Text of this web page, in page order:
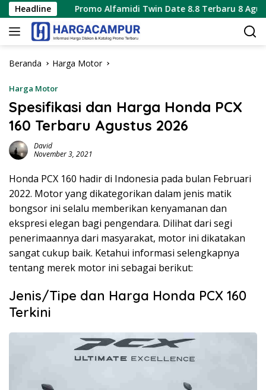
Langsung
ke
konten
Headline
Promo Alfamidi Twin Date 8.8 Terbaru 8 Agustus 2026
Beranda Harga Motor
Harga Motor
Spesifikasi dan Harga Honda PCX
160 Terbaru Agustus 2026
David
November 3, 2021
Honda PCX 160 hadir di Indonesia pada bulan Februari
2022. Motor yang dikategorikan dalam jenis matik
bongsor ini selalu memberikan kenyamanan dan
ekspresi elegan bagi pengendara. Dilihat dari segi
penerimaannya dari masyarakat, motor ini dikatakan
sangat cukup baik. Ketahui informasi selengkapnya
tentang merek motor ini sebagai berikut:
Jenis/Tipe dan Harga Honda PCX 160
Terkini